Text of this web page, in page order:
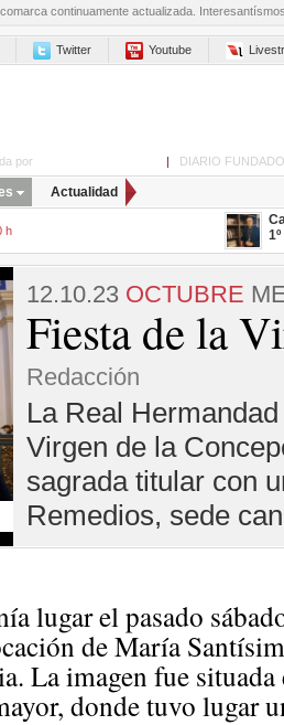
continuamente actualizada.
Twitter Youtube
por | DIARIO
Actualidad
h
12.10.23 OCTUBRE
Fiesta de la
Redacción
La Real
Virgen de la
sagrada titular con
Remedios, sede
lugar el pasado
de María
La imagen fue
donde tuvo lugar